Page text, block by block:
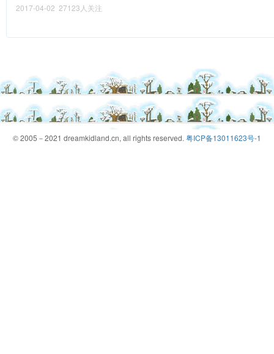
2017-04-02 27123人关注
© 2005－2021 dreamkidland.cn, all rights reserved. 粤ICP备13011623号-1